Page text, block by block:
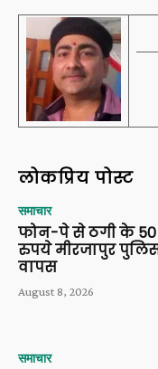
लोकप्रिय पोस्ट
समाचार
फोन-पे से ठगी के 50
रुपये मीरजापुर
वापस
August 8, 2026
समाचार